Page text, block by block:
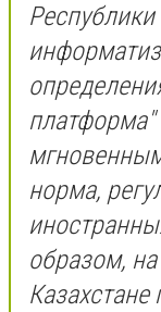
норма,
образом,